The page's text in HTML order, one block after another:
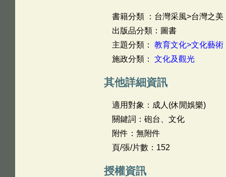
書籍分類 ：台灣采風>台灣之美
出版品分類：圖書
主題分類： 教育文化>文化藝術
施政分類： 文化及觀光
其他詳細資訊
適用對象：成人(休閒娛樂)
關鍵詞：砲台、文化
附件：無附件
頁/張/片數：152
授權資訊